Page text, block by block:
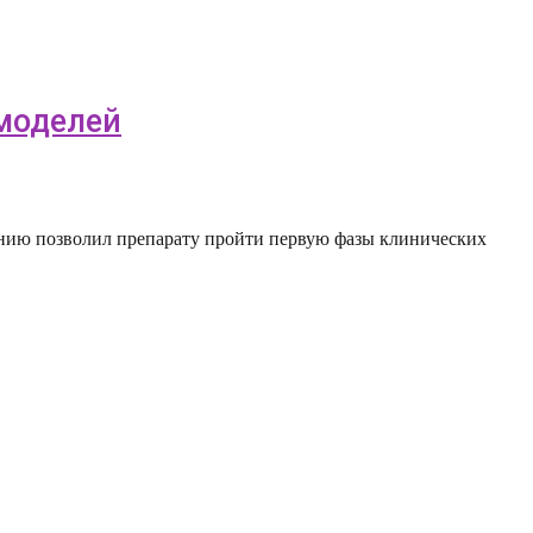
позволил препарату пройти первую фазы клинических